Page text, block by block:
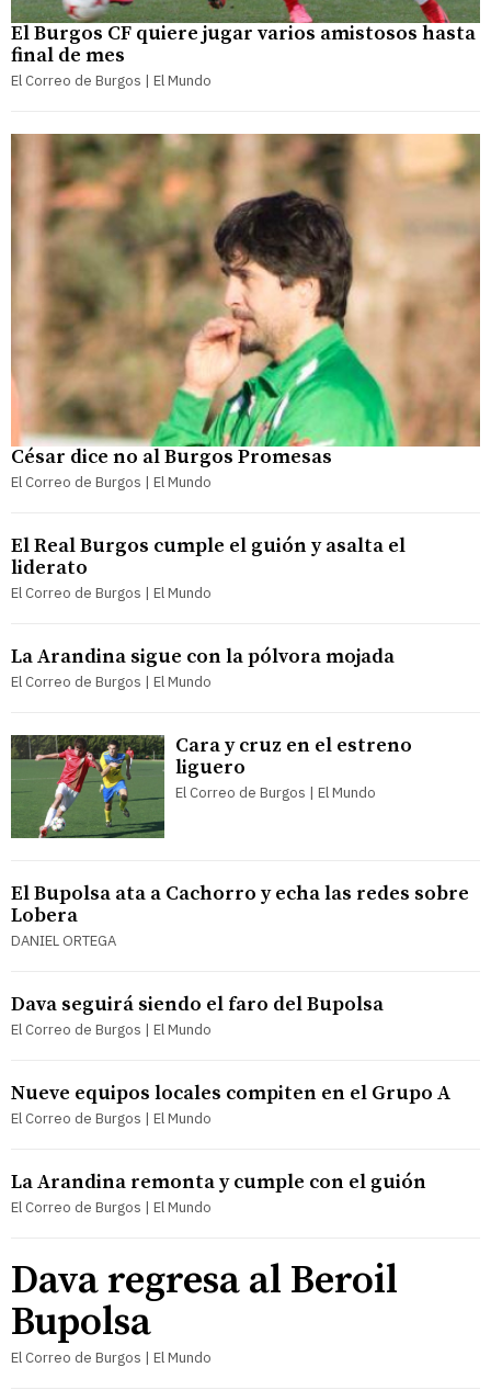
El Burgos CF quiere jugar varios amistosos hasta
final de mes
El Correo de Burgos | El Mundo
César dice no al Burgos Promesas
El Correo de Burgos | El Mundo
El Real Burgos cumple el guión y asalta el
liderato
El Correo de Burgos | El Mundo
La Arandina sigue con la pólvora mojada
El Correo de Burgos | El Mundo
Cara y cruz en el estreno
liguero
El Correo de Burgos | El Mundo
El Bupolsa ata a Cachorro y echa las redes sobre
Lobera
DANIEL ORTEGA
Dava seguirá siendo el faro del Bupolsa
El Correo de Burgos | El Mundo
Nueve equipos locales compiten en el Grupo A
El Correo de Burgos | El Mundo
La Arandina remonta y cumple con el guión
El Correo de Burgos | El Mundo
Dava regresa al Beroil
Bupolsa
El Correo de Burgos | El Mundo